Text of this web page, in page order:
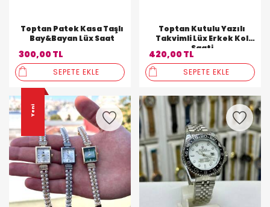
Toptan Patek Kasa Taşlı
Bay&Bayan Lüx Saat
300,00 TL
SEPETE EKLE
Toptan Kutulu Yazılı
Takvimli Lüx Erkek Kol
Saati
420,00 TL
SEPETE EKLE
Yeni